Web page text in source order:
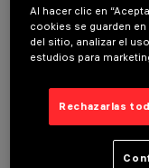
ÚLTIMA
DESCRIPCIÓN
Luminaria
de tope. Los dos
en aluminio fundido
Al hacer clic en
cookies se guarden
del sitio, analizar el
estudios para
Rechazarlas